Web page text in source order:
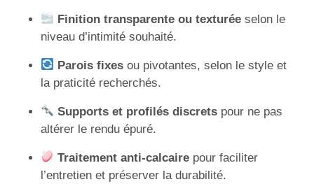
Finition transparente ou texturée selon le
niveau d’intimité souhaité.
Parois fixes ou pivotantes, selon le style et
la praticité recherchés.
Supports et profilés discrets pour ne pas
altérer le rendu épuré.
Traitement anti-calcaire pour faciliter
l’entretien et préserver la durabilité.